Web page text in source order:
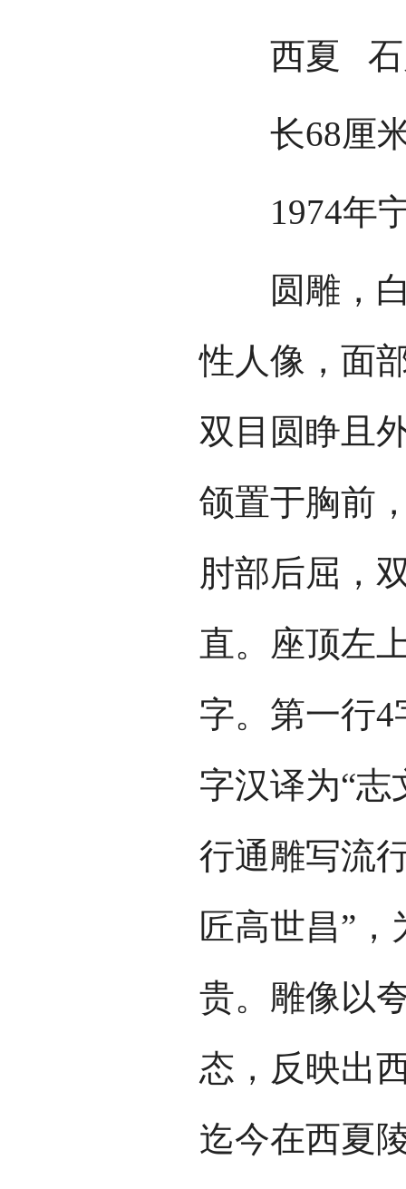
西夏
长68厘米
1974年宁
圆雕，白
性人像，面
双目圆睁且
颌置于胸前
肘部后屈，
直。座顶左
字。第一行4
字汉译为“志
行通雕写流
匠高世昌”
贵。雕像以
态，反映出
迄今在西夏